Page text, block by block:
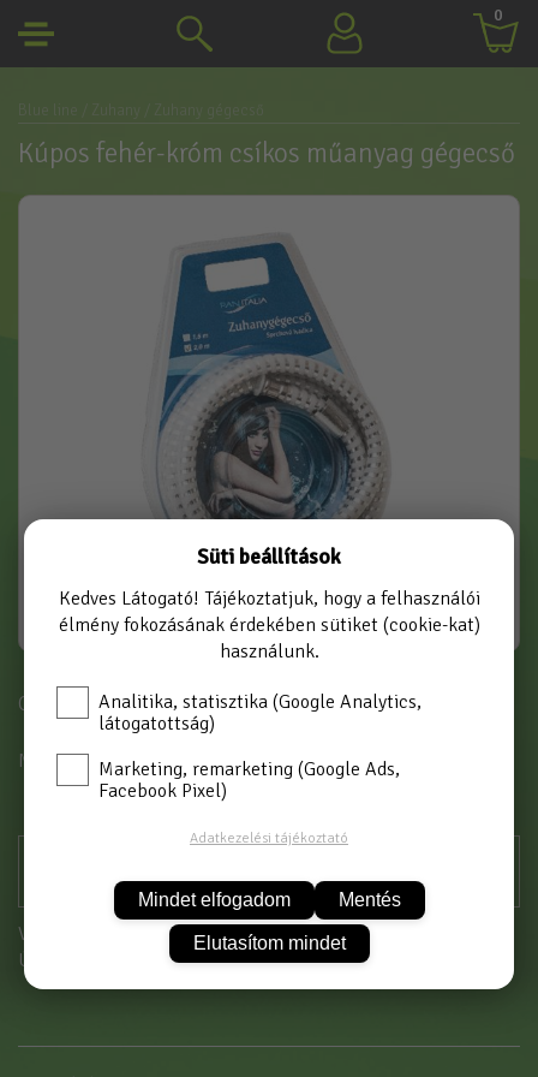
0
Kúpos fehér-króm csíkos műanyag gégecső
Cikkszám: 1607/K
MÉRET 150 cm
Vásárláshoz kérjük jelentkezzen be!
Új partnerként
itt tud regisztrálni
Süti beállítások
Kedves Látogató! Tájékoztatjuk, hogy a felhasználói
élmény fokozásának érdekében sütiket (cookie-kat)
használunk.
Analitika, statisztika (Google Analytics,
látogatottság)
Marketing, remarketing (Google Ads,
Facebook Pixel)
Adatkezelési tájékoztató
Mindet elfogadom Mentés
Elutasítom mindet